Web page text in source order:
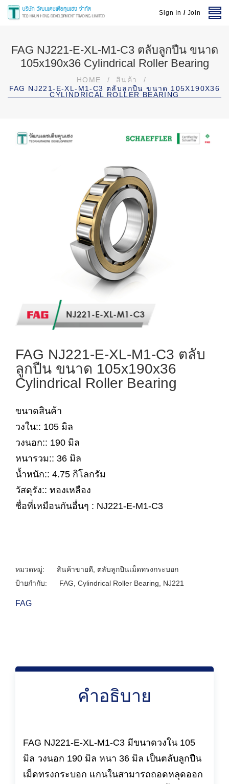
Sign In / Join
FAG NJ221-E-XL-M1-C3 ตลับลูกปืน ขนาด
105x190x36 Cylindrical Roller Bearing
HOME / สินค้า
/
FAG NJ221-E-XL-M1-C3 ตลับลูกปืน ขนาด 105X190X36
CYLINDRICAL ROLLER BEARING
FAG NJ221-E-XL-M1-C3 ตลับ
ลูกปืน ขนาด 105x190x36
Cylindrical Roller Bearing
ขนาดสินค้า
วงใน:: 105 มิล
วงนอก:: 190 มิล
หนารวม:: 36 มิล
น้ำหนัก:: 4.75 กิโลกรัม
วัสดุรัง:: ทองเหลือง
ชื่อที่เหมือนกันอื่นๆ : NJ221-E-M1-C3
หมวดหมู่: สินค้าขายดี
ตลับลูกปืนเม็ดทรงกระบอก
ป้ายกำกับ:
FAG Cylindrical Roller Bearing NJ221
FAG
คำอธิบาย
FAG NJ221-E-XL-M1-C3 มีขนาดวงใน 105
มิล วงนอก 190 มิล หนา 36 มิล เป็นตลับลูกปืน
เม็ดทรงกระบอก แกนในสามารถถอดหลุดออก